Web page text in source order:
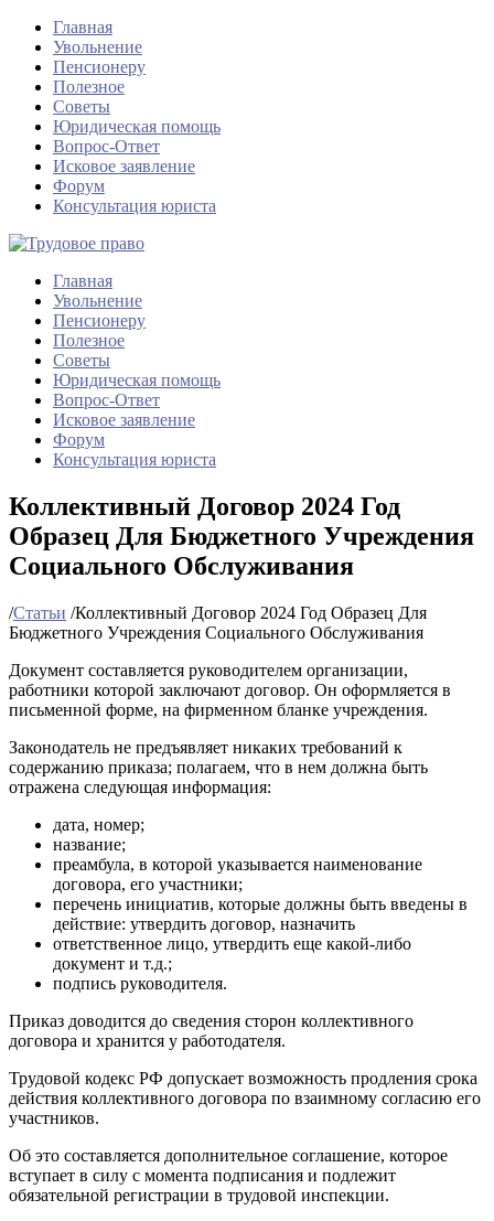
Главная
Увольнение
Пенсионеру
Полезное
Советы
Юридическая помощь
Вопрос-Ответ
Исковое заявление
Форум
Консультация юриста
Главная
Увольнение
Пенсионеру
Полезное
Советы
Юридическая помощь
Вопрос-Ответ
Исковое заявление
Форум
Консультация юриста
Коллективный Договор 2024 Год
Образец Для Бюджетного Учреждения
Социального Обслуживания
/Статьи /Коллективный Договор 2024 Год Образец Для
Бюджетного Учреждения Социального Обслуживания
Документ составляется руководителем организации,
работники которой заключают договор. Он оформляется в
письменной форме, на фирменном бланке учреждения.
Законодатель не предъявляет никаких требований к
содержанию приказа; полагаем, что в нем должна быть
отражена следующая информация:
дата, номер;
название;
преамбула, в которой указывается наименование
договора, его участники;
перечень инициатив, которые должны быть введены в
действие: утвердить договор, назначить
ответственное лицо, утвердить еще какой-либо
документ и т.д.;
подпись руководителя.
Приказ доводится до сведения сторон коллективного
договора и хранится у работодателя.
Трудовой кодекс РФ допускает возможность продления срока
действия коллективного договора по взаимному согласию его
участников.
Об это составляется дополнительное соглашение, которое
вступает в силу с момента подписания и подлежит
обязательной регистрации в трудовой инспекции.